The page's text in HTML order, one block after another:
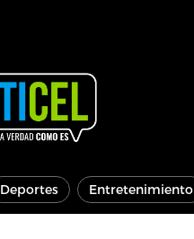
Deportes Entretenimiento